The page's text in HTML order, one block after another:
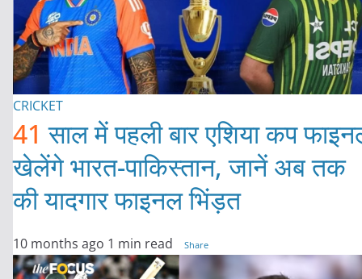
CRICKET
41 साल में पहली बार एशिया कप
खेलेंगे भारत-पाकिस्तान, जानें अब तक
की यादगार फाइनल भिंड़त
10 months ago 1 min read Share